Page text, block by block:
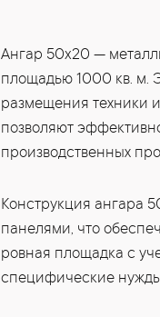
Ангар 50x20 —
площадью 1000 кв. м.
размещения техники
позволяют
производственных
Конструкция ангара
панелями, что
ровная площадка с
специфические